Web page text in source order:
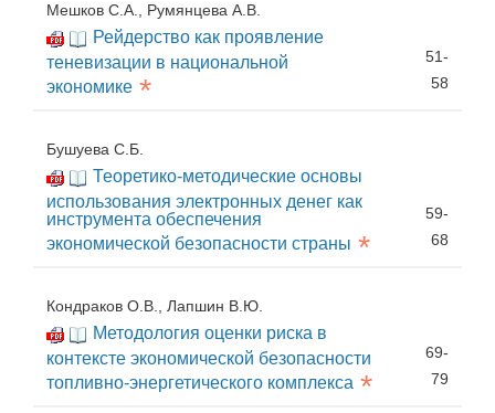
Мешков С.А., Румянцева А.В.
Рейдерство как проявление
теневизации в национальной
экономике *
51-
58
Бушуева С.Б.
Теоретико-методические основы
использования электронных денег как
инструмента обеспечения
экономической безопасности страны *
59-
68
Кондраков О.В., Лапшин В.Ю.
Методология оценки риска в
контексте экономической безопасности
топливно-энергетического комплекса *
69-
79